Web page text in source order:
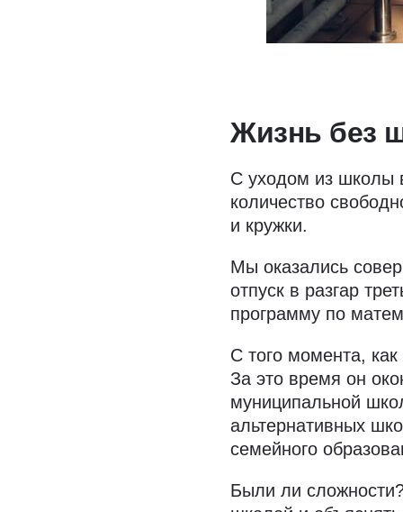
Жизнь без
С уходом из школы
количество
и кружки.
Мы оказались
отпуск в разгар
программу по
С того момента,
За это время он
муниципальной
альтернативных
семейного
Были ли